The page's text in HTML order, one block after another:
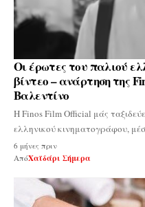
Οι έρωτες του παλιού
βίντεο – ανάρτηση της
Βαλεντίνο
Η Finos Film Official μάς
ελληνικού κινηματογράφου,
6 μήνες πριν
ΑπόΧαϊδάρι Σήμερα